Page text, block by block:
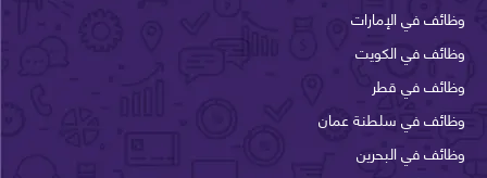
في الإمارات
في الكويت
في قطر
في سلطنة عمان
في البحرين